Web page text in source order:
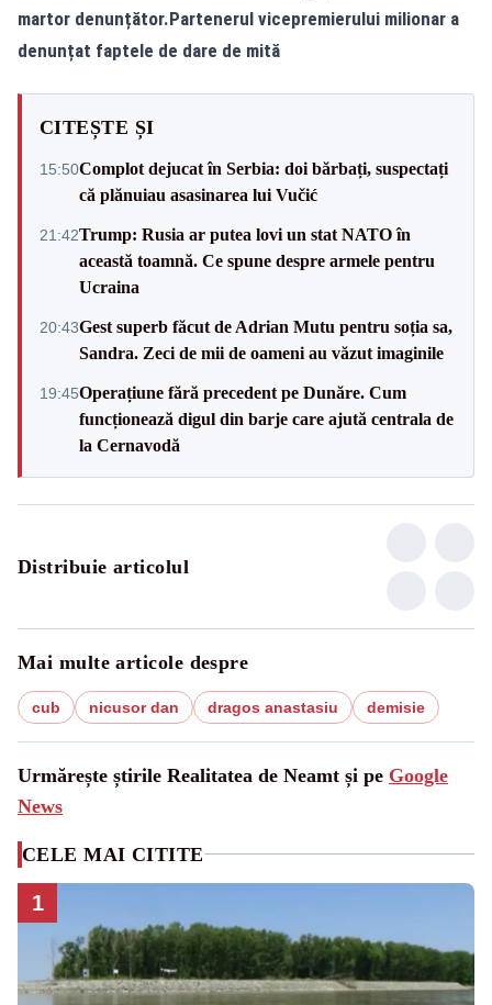
martor denunțător.Partenerul vicepremierului milionar a
denunțat faptele de dare de mită
CITEȘTE ȘI
15:50Complot dejucat în Serbia: doi bărbați, suspectați
că plănuiau asasinarea lui Vučić
21:42Trump: Rusia ar putea lovi un stat NATO în
această toamnă. Ce spune despre armele pentru
Ucraina
20:43Gest superb făcut de Adrian Mutu pentru soția sa,
Sandra. Zeci de mii de oameni au văzut imaginile
19:45Operațiune fără precedent pe Dunăre. Cum
funcționează digul din barje care ajută centrala de
la Cernavodă
Distribuie articolul
Mai multe articole despre
cub nicusor dan dragos anastasiu demisie
Urmărește știrile Realitatea de Neamt și pe Google
News
CELE MAI CITITE
1